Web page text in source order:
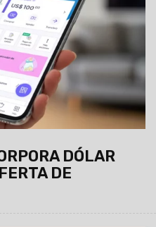
DÓLAR
DE
cuenta. A partir de hoy, las
Pay, la billetera virtual
de comprar y
app.